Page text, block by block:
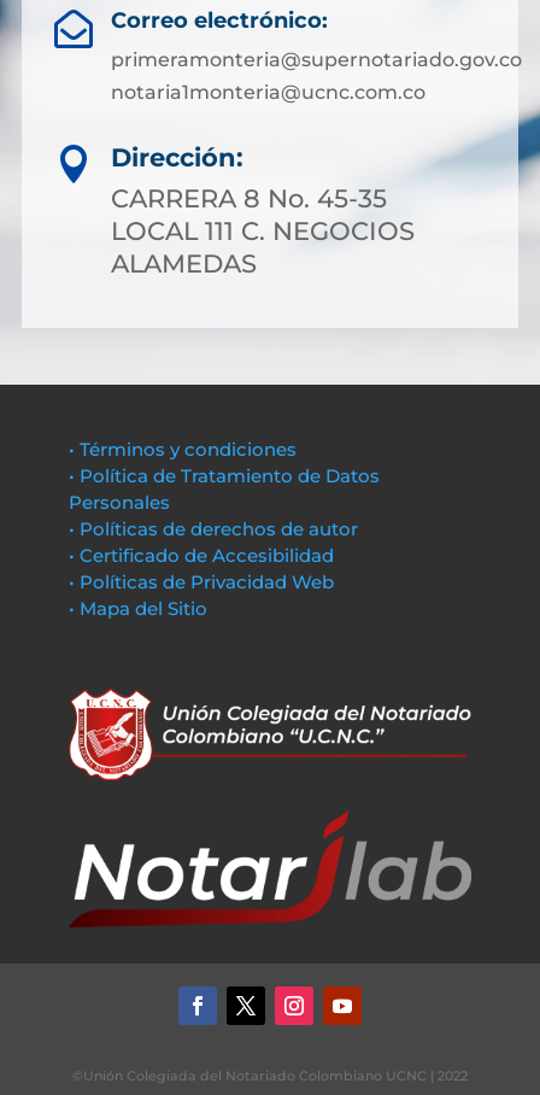
 Correo electrónico:
primeramonteria@supernotariado.gov.co
notaria1monteria@ucnc.com.co

Dirección:
CARRERA 8 No. 45-35
LOCAL 111 C. NEGOCIOS
ALAMEDAS
• Términos y condiciones
• Política de Tratamiento de Datos
Personales
• Políticas de derechos de autor
• Certificado de Accesibilidad
• Políticas de Privacidad Web
• Mapa del Sitio
©Unión Colegiada del Notariado Colombiano UCNC | 2022